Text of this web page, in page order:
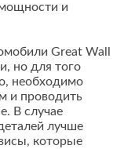
и
Great Wall
но для того
необходимо
и проводить
В случае
лучше
которые